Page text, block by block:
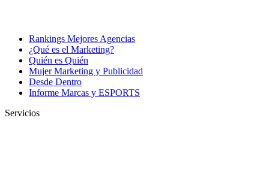
Rankings Mejores Agencias
¿Qué es el Marketing?
Quién es Quién
Mujer Marketing y Publicidad
Desde Dentro
Informe Marcas y ESPORTS
Servicios